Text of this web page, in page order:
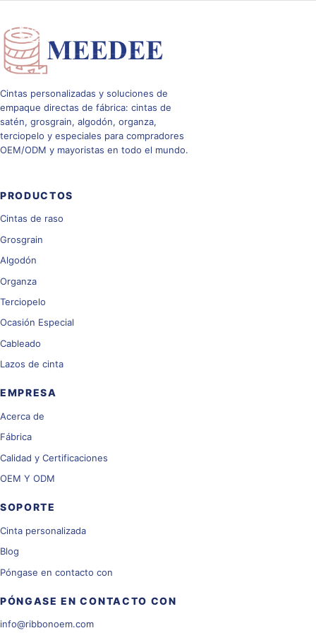
Cintas personalizadas y soluciones de
empaque directas de fábrica: cintas de
satén, grosgrain, algodón, organza,
terciopelo y especiales para compradores
OEM/ODM y mayoristas en todo el mundo.
PRODUCTOS
Cintas de raso
Grosgrain
Algodón
Organza
Terciopelo
Ocasión Especial
Cableado
Lazos de cinta
EMPRESA
Acerca de
Fábrica
Calidad y Certificaciones
OEM Y ODM
SOPORTE
Cinta personalizada
Blog
Póngase en contacto con
PÓNGASE EN CONTACTO CON
info@ribbonoem.com